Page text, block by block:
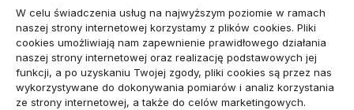
W celu świadczenia usług na najwyższym poziomie w ramach
naszej strony internetowej korzystamy z plików cookies. Pliki
cookies umożliwiają nam zapewnienie prawidłowego działania
naszej strony internetowej oraz realizację podstawowych jej
funkcji, a po uzyskaniu Twojej zgody, pliki cookies są przez nas
wykorzystywane do dokonywania pomiarów i analiz korzystania
ze strony internetowej, a także do celów marketingowych.
czego potrzebujesz?
Amortyzator Audi A6 C7 – najczęstsze usterki i
sposoby naprawy
Komunikacja marki osobistej przed kontaktem z